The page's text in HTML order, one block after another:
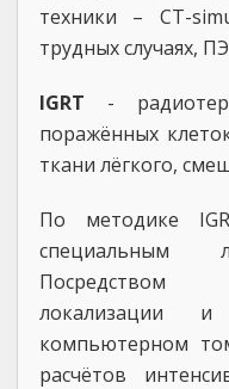
техники – CT-
трудных случаях,
IGRT -
поражённых
ткани лёгкого,
По методике
специальным
Посредством
локализации
компьютерном
расчётов